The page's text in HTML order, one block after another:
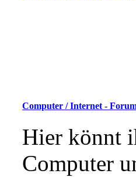
Computer / Internet -
Hier könnt
Computer